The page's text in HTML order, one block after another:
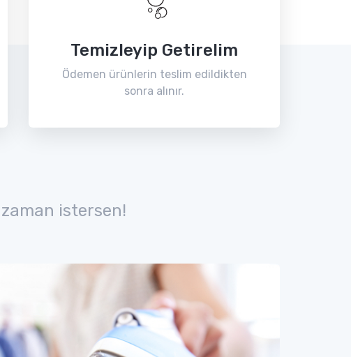
Temizleyip Getirelim
Ödemen ürünlerin teslim edildikten
sonra alınır.
istersen!